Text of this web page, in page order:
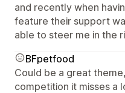
and recently when
feature their support
able to steer me in the
BFpetfood
Could be a great
competition it misses a